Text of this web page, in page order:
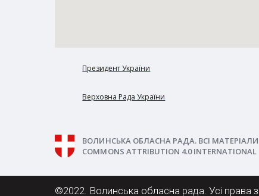
Президент України
Верховна Рада України
ВОЛИНСЬКА ОБЛАСНА РАДА. ВСІ МАТЕРІАЛИ
COMMONS ATTRIBUTION 4.0 INTERNATIONAL
©2022. Волинська обласна рада. Усі права